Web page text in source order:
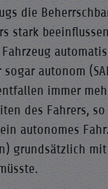
die
stark
autonom
immer
des Fahrers, so
autonomes
grundsätzlich mit